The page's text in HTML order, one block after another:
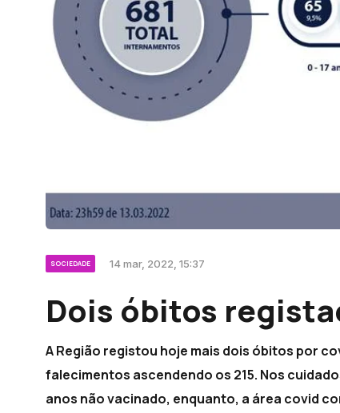
SOCIEDADE 14 mar, 2022, 15:37
Dois óbitos
A Região registou hoje mais dois óbitos por
falecimentos ascendendo os 215. Nos
anos não vacinado, enquanto, a área covid